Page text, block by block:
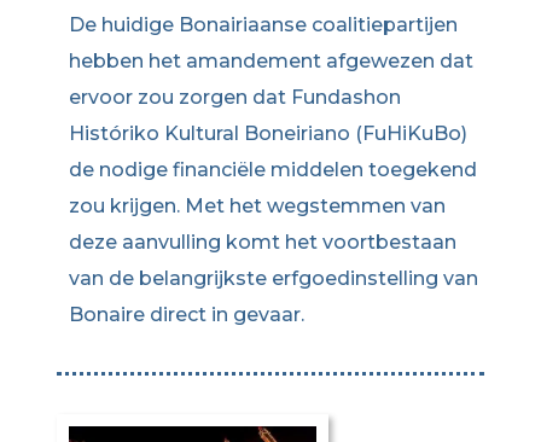
De huidige Bonairiaanse coalitiepartijen
hebben het amandement afgewezen dat
ervoor zou zorgen dat Fundashon
Históriko Kultural Boneiriano (FuHiKuBo)
de nodige financiële middelen toegekend
zou krijgen. Met het wegstemmen van
deze aanvulling komt het voortbestaan
van de belangrijkste erfgoedinstelling van
Bonaire direct in gevaar.